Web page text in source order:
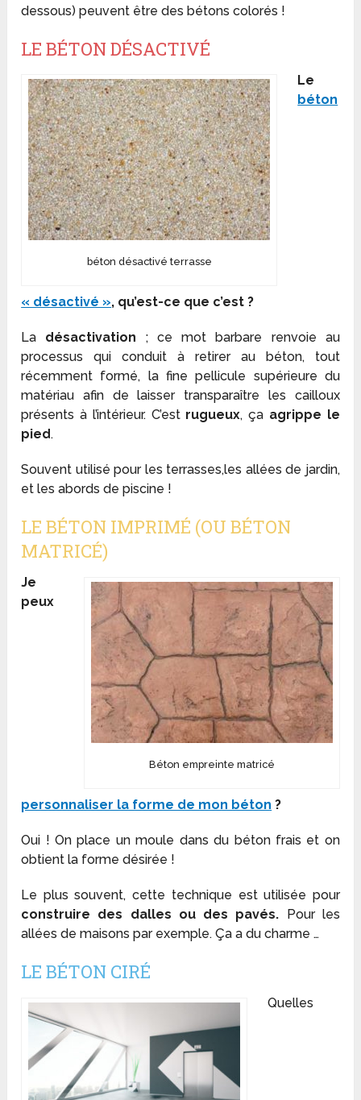
dessous) peuvent être des bétons colorés !
LE BÉTON DÉSACTIVÉ
béton désactivé terrasse
Le
béton
« désactivé », qu’est-ce que c’est ?
La désactivation ; ce mot barbare renvoie au
processus qui conduit à retirer au béton, tout
récemment formé, la fine pellicule supérieure du
matériau afin de laisser transparaître les cailloux
présents à l’intérieur. C’est rugueux, ça agrippe le
pied.
Souvent utilisé pour les terrasses,les allées de jardin,
et les abords de piscine !
LE BÉTON IMPRIMÉ (OU BÉTON
MATRICÉ)
Béton empreinte matricé
Je
peux
personnaliser la forme de mon béton ?
Oui ! On place un moule dans du béton frais et on
obtient la forme désirée !
Le plus souvent, cette technique est utilisée pour
construire des dalles ou des pavés. Pour les
allées de maisons par exemple. Ça a du charme …
LE BÉTON CIRÉ
Quelles